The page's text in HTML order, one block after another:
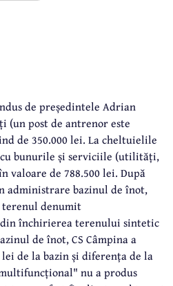
de președintele Adrian
(un post de antrenor este
de 350.000 lei. La cheltuielile
cu bunurile și serviciile (utilități,
de 788.500 lei. După
administrare bazinul de înot,
denumit
închirierea terenului sintetic
de înot, CS Câmpina a
lei de la bazin și diferența de la
nu a produs